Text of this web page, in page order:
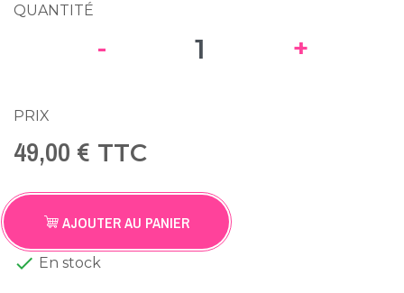
QUANTITÉ
- +
PRIX
49,00 € TTC
AJOUTER AU PANIER
 En stock